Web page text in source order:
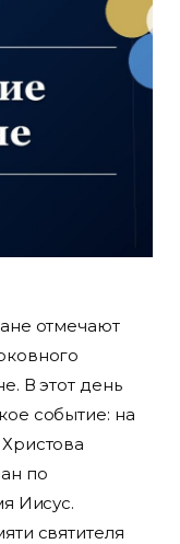
отмечают
В этот день
событие: на
по
Иисус.
святителя